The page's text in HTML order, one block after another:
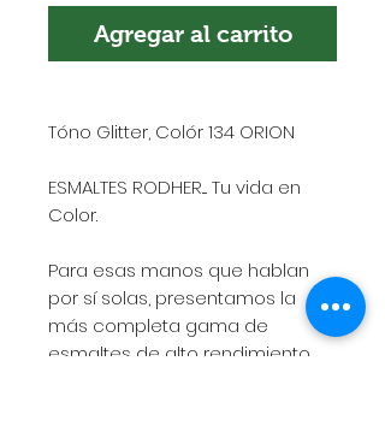
Agregar al carrito
Tóno Glitter, Colór 134 ORION
ESMALTES RODHER.... Tu vida en
Color.
Para esas manos que hablan
por sí solas, presentamos la
más completa gama de
esmaltes de alto rendimiento,